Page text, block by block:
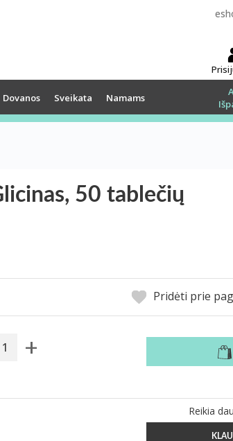
Dovanos Sveikata Namams
50 tablečių
Pridėti prie
+
Reikia